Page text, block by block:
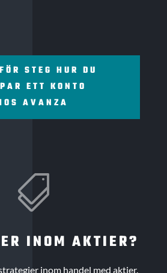
STEG HUR DU
ETT KONTO
AVANZA

INOM AKTIER?
inom handel med aktier.